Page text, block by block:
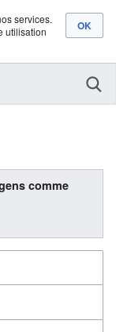
services.
utilisation
comme